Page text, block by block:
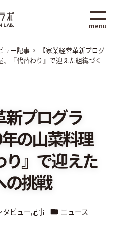
・ラボ
menu
ュー記事
【家業経営革新プログ
『代替わり』で迎えた組織づく
新プログラ
の山菜料理
』で迎えた
の挑戦
ー
タビュー記事 カテゴリー
ニュース